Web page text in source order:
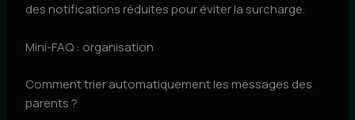
des notifications réduites pour éviter la surcharge.
Mini-FAQ : organisation
Comment trier automatiquement les messages des
parents ?